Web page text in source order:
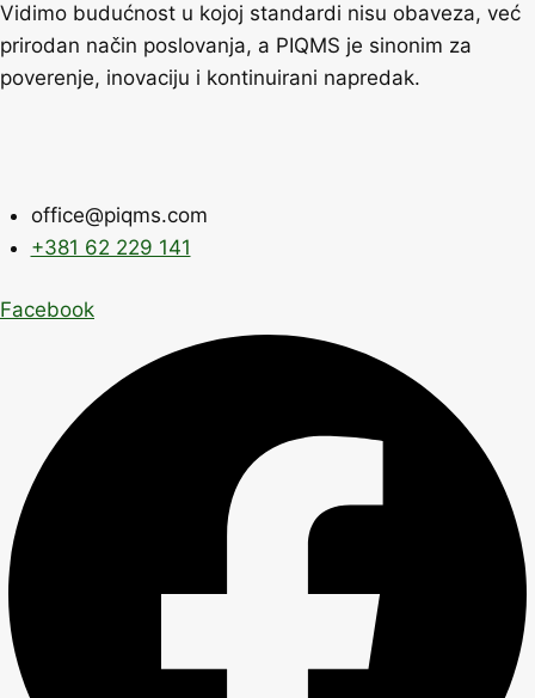
Vidimo budućnost u kojoj standardi nisu obaveza, već
prirodan način poslovanja, a PIQMS je sinonim za
poverenje, inovaciju i kontinuirani napredak.
office@piqms.com
+381 62 229 141
Facebook